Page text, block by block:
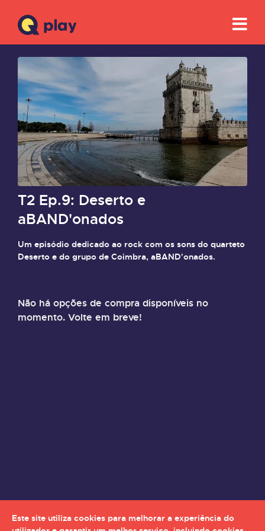
T2 Ep.9: Deserto e
aBAND'onados
Um episódio dedicado ao rock com os sons do quarteto
Deserto e do grupo de Coimbra, aBAND'onados.
Não há opções de compra disponíveis no
momento. Volte em breve!
Este site utiliza cookies para melhorar a experiência do